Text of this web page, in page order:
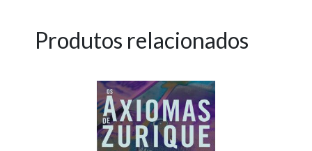
Produtos relacionados